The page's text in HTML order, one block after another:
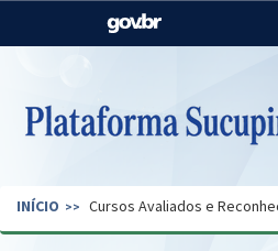
Casa Civil
Pecuária e Abastecimento
Secretaria de Governo
INÍCIO Cursos Avaliados e